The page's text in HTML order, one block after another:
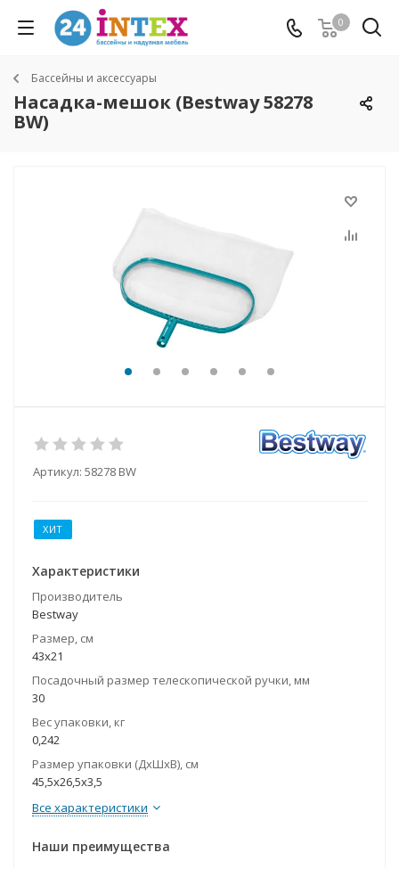
0
Бассейны и аксессуары
Насадка-мешок (Bestway 58278
BW)
Артикул: 58278 BW
ХИТ
Характеристики
Производитель
Bestway
Размер, см
43х21
Посадочный размер телескопической ручки, мм
30
Вес упаковки, кг
0,242
Размер упаковки (ДхШхВ), см
45,5х26,5х3,5
Все характеристики
Наши преимущества